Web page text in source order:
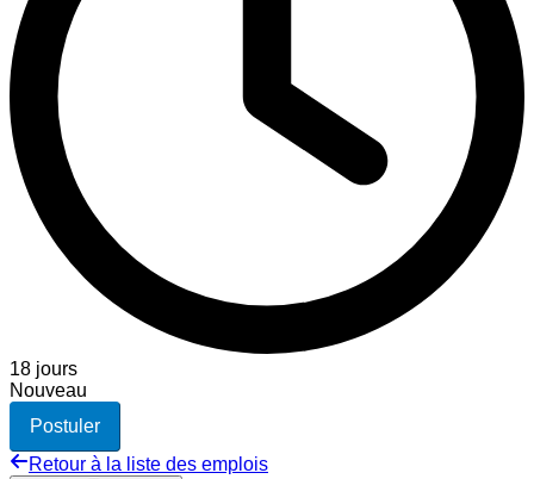
18 jours
Nouveau
Postuler
Retour à la liste des emplois